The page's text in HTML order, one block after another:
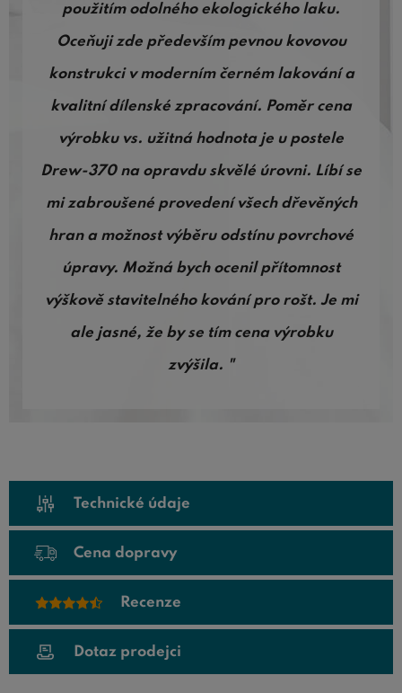
použitím odolného ekologického laku.
Oceňuji zde především pevnou kovovou
konstrukci v moderním černém lakování a
kvalitní dílenské zpracování. Poměr cena
výrobku vs. užitná hodnota je u postele
Drew-370 na opravdu skvělé úrovni. Líbí se
mi zabroušené provedení všech dřevěných
hran a možnost výběru odstínu povrchové
úpravy. Možná bych ocenil přítomnost
výškově stavitelného kování pro rošt. Je mi
ale jasné, že by se tím cena výrobku
zvýšila. "
Technické údaje
Cena dopravy
Recenze
Dotaz prodejci